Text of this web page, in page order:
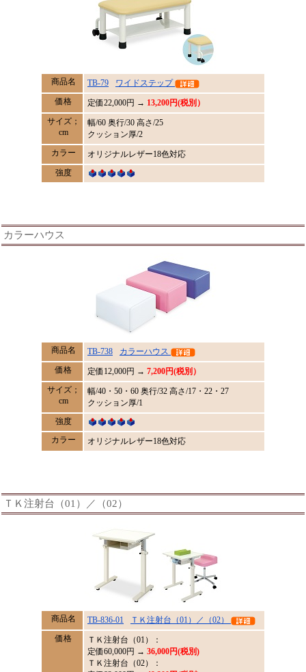
商品名 TB-79
ワイドステップ
価格
定価22,000円 → 13,200円(税別）
サイズ；
cm
幅/60 奥行/30 高さ/25
クッション厚/2
カラー
オリジナルレザー18色対応
強度
カラーハウス
商品名 TB-738
カラーハウス
価格
定価 12,000円 → 7,200円(税別）
サイズ；
cm
幅/40・50・60 奥行/32 高さ/17・22・27
クッション厚/1
強度
カラー
オリジナルレザー18色対応
ＴＫ注射台（01）／（02）
商品名 TB-836-01
ＴＫ注射台（01）／（02）
価格
ＴＫ注射台（01）：
定価60,000円 → 36,000円(税別)
ＴＫ注射台（02）：